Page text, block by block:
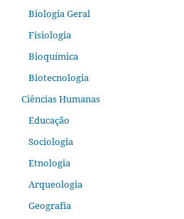
Biologia Geral
Fisiologia
Bioquímica
Biotecnologia
Ciências Humanas
Educação
Sociologia
Etnologia
Arqueologia
Geografia